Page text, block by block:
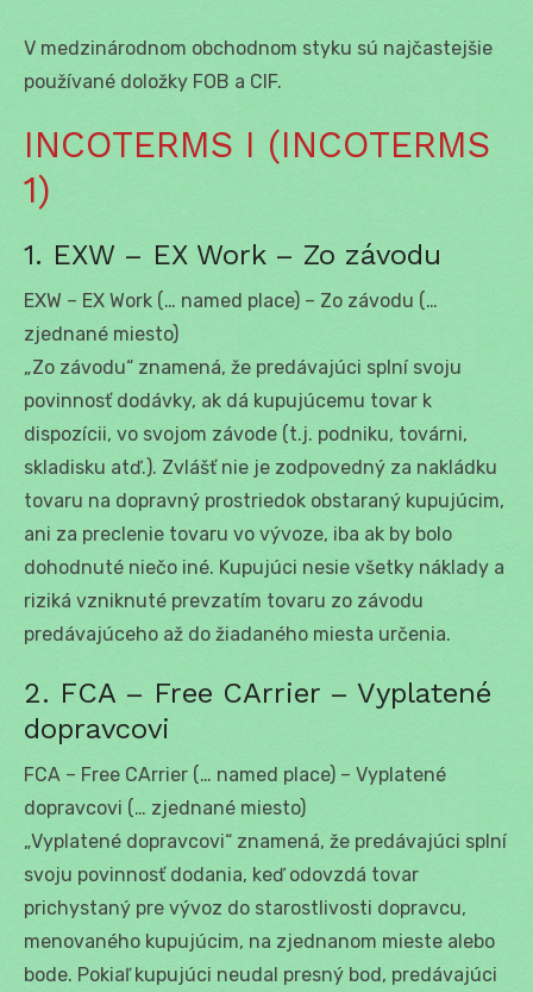
V medzinárodnom obchodnom styku sú najčastejšie
používané doložky FOB a CIF.
INCOTERMS I (INCOTERMS
1)
1. EXW – EX Work – Zo závodu
EXW – EX Work (… named place) – Zo závodu (…
zjednané miesto)
„Zo závodu“ znamená, že predávajúci splní svoju
povinnosť dodávky, ak dá kupujúcemu tovar k
dispozícii, vo svojom závode (t.j. podniku, továrni,
skladisku atď.). Zvlášť nie je zodpovedný za nakládku
tovaru na dopravný prostriedok obstaraný kupujúcim,
ani za preclenie tovaru vo vývoze, iba ak by bolo
dohodnuté niečo iné. Kupujúci nesie všetky náklady a
riziká vzniknuté prevzatím tovaru zo závodu
predávajúceho až do žiadaného miesta určenia.
2. FCA – Free CArrier – Vyplatené
dopravcovi
FCA – Free CArrier (… named place) – Vyplatené
dopravcovi (… zjednané miesto)
„Vyplatené dopravcovi“ znamená, že predávajúci splní
svoju povinnosť dodania, keď odovzdá tovar
prichystaný pre vývoz do starostlivosti dopravcu,
menovaného kupujúcim, na zjednanom mieste alebo
bode. Pokiaľ kupujúci neudal presný bod, predávajúci